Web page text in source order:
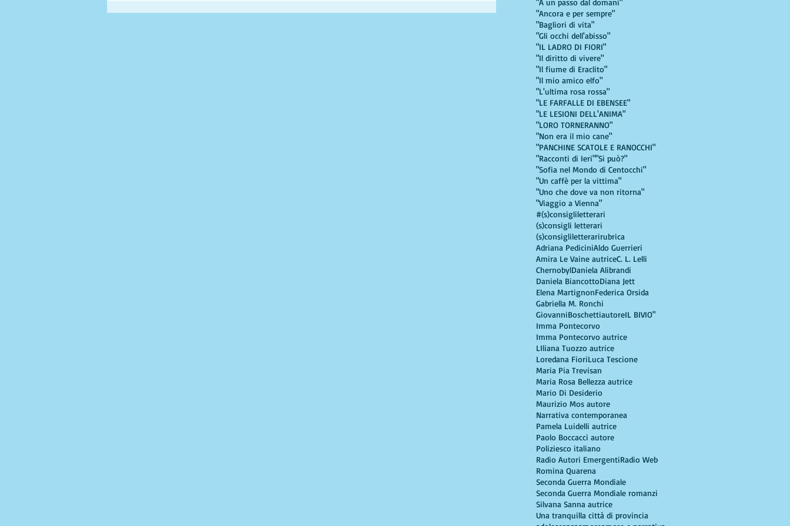
"Ancora e per sempre"
"Bagliori di vita"
"Gli occhi dell'abisso"
"IL LADRO DI FIORI"
"Il diritto di vivere"
"Il fiume di Eraclito"
"Il mio amico elfo"
"L'ultima rosa rossa"
"LE FARFALLE DI EBENSEE"
"LE LESIONI DELL'ANIMA"
"LORO TORNERANNO"
"Non era il mio cane"
"PANCHINE SCATOLE E RANOCCHI"
"Racconti di Ieri""Si può?"
"Sofia nel Mondo di Centocchi"
"Un caffè per la vittima"
"Uno che dove va non ritorna"
"Viaggio a Vienna"
#(s)consigliletterari
(s)consigli letterari
(s)consigliletterarirubrica
Adriana PediciniAldo Guerrieri
Amira Le Vaine autriceC. L. Lelli
ChernobylDaniela Alibrandi
Daniela BiancottoDiana Jett
Elena MartignonFederica Orsida
Gabriella M. Ronchi
GiovanniBoschettiautoreIL BIVIO"
Imma Pontecorvo
Imma Pontecorvo autrice
LIliana Tuozzo autrice
Loredana FioriLuca Tescione
Maria Pia Trevisan
Maria Rosa Bellezza autrice
Mario Di Desiderio
Maurizio Mos autore
Narrativa contemporanea
Pamela Luidelli autrice
Paolo Boccacci autore
Poliziesco italiano
Radio Autori EmergentiRadio Web
Romina Quarena
Seconda Guerra Mondiale
Seconda Guerra Mondiale romanzi
Silvana Sanna autrice
Una tranquilla città di provincia